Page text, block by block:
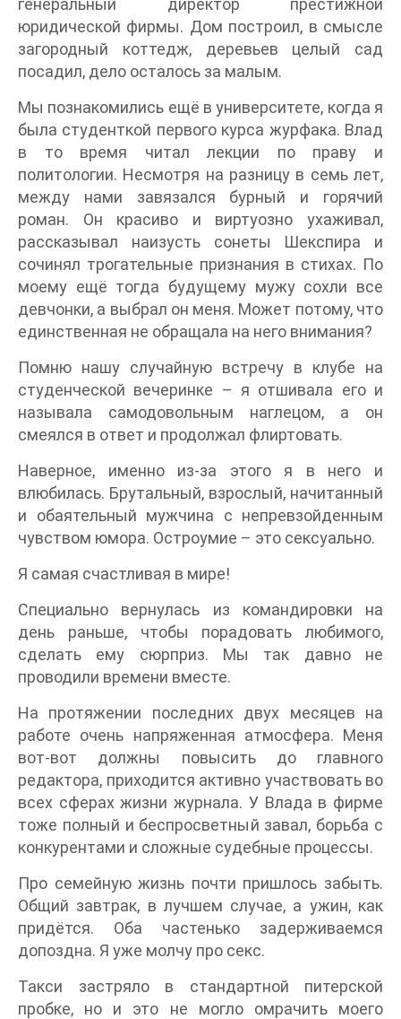
генеральный директор престижной
юридической фирмы. Дом построил, в смысле
загородный коттедж, деревьев целый сад
посадил, дело осталось за малым.
Мы познакомились ещё в университете, когда я
была студенткой первого курса журфака. Влад
в то время читал лекции по праву и
политологии. Несмотря на разницу в семь лет,
между нами завязался бурный и горячий
роман. Он красиво и виртуозно ухаживал,
рассказывал наизусть сонеты Шекспира и
сочинял трогательные признания в стихах. По
моему ещё тогда будущему мужу сохли все
девчонки, а выбрал он меня. Может потому, что
единственная не обращала на него внимания?
Помню нашу случайную встречу в клубе на
студенческой вечеринке – я отшивала его и
называла самодовольным наглецом, а он
смеялся в ответ и продолжал флиртовать.
Наверное, именно из-за этого я в него и
влюбилась. Брутальный, взрослый, начитанный
и обаятельный мужчина с непревзойденным
чувством юмора. Остроумие – это сексуально.
Я самая счастливая в мире!
Специально вернулась из командировки на
день раньше, чтобы порадовать любимого,
сделать ему сюрприз. Мы так давно не
проводили времени вместе.
На протяжении последних двух месяцев на
работе очень напряженная атмосфера. Меня
вот-вот должны повысить до главного
редактора, приходится активно участвовать во
всех сферах жизни журнала. У Влада в фирме
тоже полный и беспросветный завал, борьба с
конкурентами и сложные судебные процессы.
Про семейную жизнь почти пришлось забыть.
Общий завтрак, в лучшем случае, а ужин, как
придётся. Оба частенько задерживаемся
допоздна. Я уже молчу про секс.
Такси застряло в стандартной питерской
пробке, но и это не могло омрачить моего